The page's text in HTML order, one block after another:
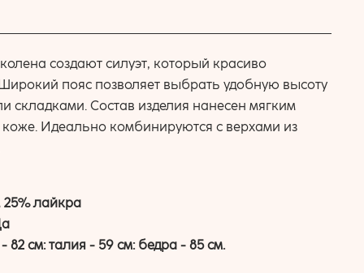
создают силуэт, который красиво
пояс позволяет выбрать удобную высоту
складками. Состав изделия нанесен мягким
Идеально комбинируются с верхами из
25% лайкра
- 82 см: талия - 59 см: бедра - 85 см.